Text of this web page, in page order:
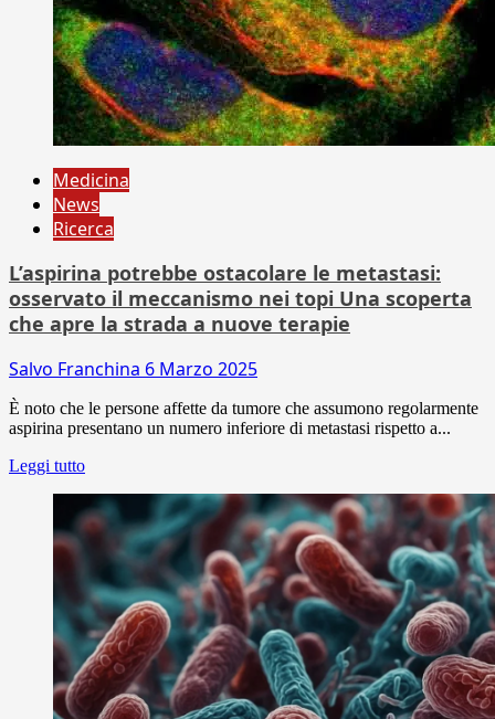
Medicina
News
Ricerca
L’aspirina potrebbe ostacolare le metastasi:
osservato il meccanismo nei topi Una scoperta
che apre la strada a nuove terapie
Salvo Franchina 6 Marzo 2025
È noto che le persone affette da tumore che assumono regolarmente
aspirina presentano un numero inferiore di metastasi rispetto a...
Leggi tutto